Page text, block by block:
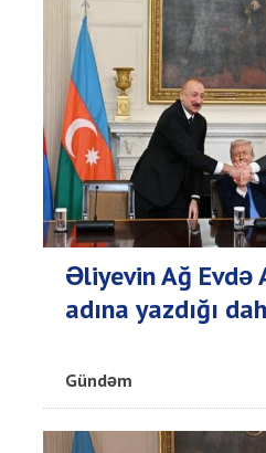
Əliyevin Ağ Evdə
adına yazdığı
Gündəm